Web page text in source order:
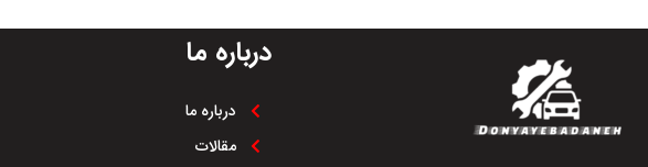
طراحی استاندارد و هماهنگ با
سپر فابریک FMC SX5
درباره ما
درباره ما
مقالات